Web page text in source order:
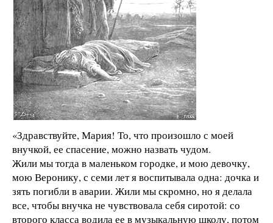
«Здравствуйте, Мария! То, что произошло с моей
внучкой, ее спасение, можно назвать чудом.
Жили мы тогда в маленьком городке, и мою девочку,
мою Веронику, с семи лет я воспитывала одна: дочка и
зять погибли в аварии. Жили мы скромно, но я делала
все, чтобы внучка не чувствовала себя сиротой: со
второго класса водила ее в музыкальную школу, потом